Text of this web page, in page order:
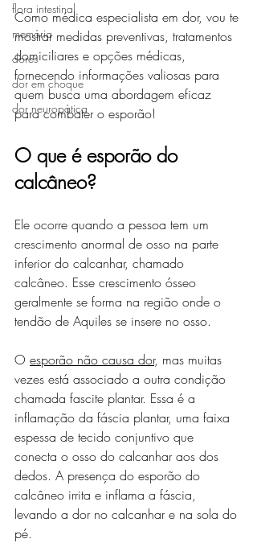
flora intestinal
memória
dores
dor em choque
dor neuropática
Como médica especialista em dor, vou te
mostrar medidas preventivas, tratamentos
domiciliares e opções médicas,
fornecendo informações valiosas para
quem busca uma abordagem eficaz
para combater o esporão!
O que é esporão do
calcâneo?
Ele ocorre quando a pessoa tem um
crescimento anormal de osso na parte
inferior do calcanhar, chamado
calcâneo. Esse crescimento ósseo
geralmente se forma na região onde o
tendão de Aquiles se insere no osso.
O esporão não causa dor, mas muitas
vezes está associado a outra condição
chamada fascite plantar. Essa é a
inflamação da fáscia plantar, uma faixa
espessa de tecido conjuntivo que
conecta o osso do calcanhar aos dos
dedos. A presença do esporão do
calcâneo irrita e inflama a fáscia,
levando a dor no calcanhar e na sola do
pé.